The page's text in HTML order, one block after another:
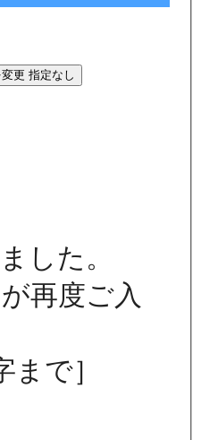
更 指定なし
した。
再度ご入
まで］